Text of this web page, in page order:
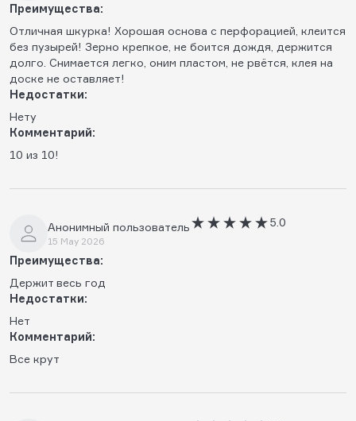
Преимущества:
Отличная шкурка! Хорошая основа с перфорацией, клеится
без пузырей! Зерно крепкое, не боится дождя, держится
долго. Снимается легко, оним пластом, не рвётся, клея на
доске не оставляет!
Недостатки:
Нету
Комментарий:
10 из 10!
Анонимный пользователь
15 May 2026
5.0
Преимущества:
Держит весь год
Недостатки:
Нет
Комментарий:
Все крут